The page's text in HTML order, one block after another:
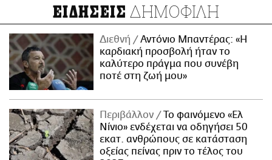
ΕΙΔΗΣΕΙΣ ΔΗΜΟΦΙΛΗ
Διεθνή
Αντόνιο Μπαντέρας: «Η
καρδιακή προσβολή ήταν το
καλύτερο πράγμα που συνέβη
ποτέ στη ζωή μου»
Περιβάλλον
Το φαινόμενο «Ελ
Νίνιο» ενδέχεται να οδηγήσει 50
εκατ. ανθρώπους σε κατάσταση
οξείας πείνας πριν το τέλος του